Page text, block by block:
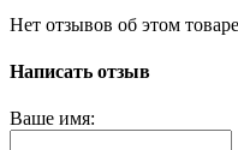
Нет отзывов об этом
Написать отзыв
Ваше имя: